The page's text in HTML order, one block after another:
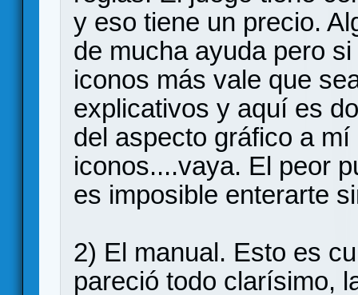
y eso tiene un precio.
de mucha ayuda pero
iconos más vale que
explicativos y aquí es
del aspecto gráfico a
iconos....vaya. El peor
es imposible enterarte
2) El manual. Esto es
pareció todo clarísimo,